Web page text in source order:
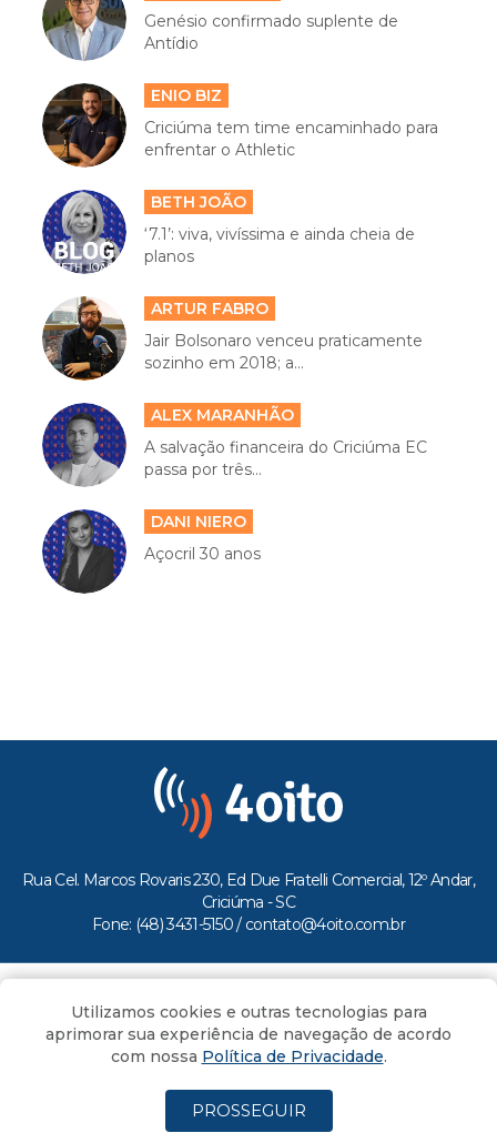
Genésio confirmado suplente de
Antídio
ENIO BIZ
Criciúma tem time encaminhado para
enfrentar o Athletic
BETH JOÃO
‘7.1’: viva, vivíssima e ainda cheia de
planos
ARTUR FABRO
Jair Bolsonaro venceu praticamente
sozinho em 2018; a...
ALEX MARANHÃO
A salvação financeira do Criciúma EC
passa por três...
DANI NIERO
Açocril 30 anos
Rua Cel. Marcos Rovaris 230, Ed Due Fratelli Comercial, 12º Andar,
Criciúma - SC
Fone: (48) 3431-5150 / contato@4oito.com.br
Todos os direitos reservados ao Portal 4oito
Utilizamos cookies e outras tecnologias para
aprimorar sua experiência de navegação de acordo
com nossa Política de Privacidade.
PROSSEGUIR